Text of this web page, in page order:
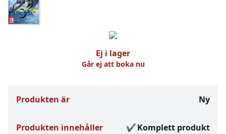
Ej i lager
Går ej att boka nu
Produkten är Ny
Produkten innehåller Komplett produkt